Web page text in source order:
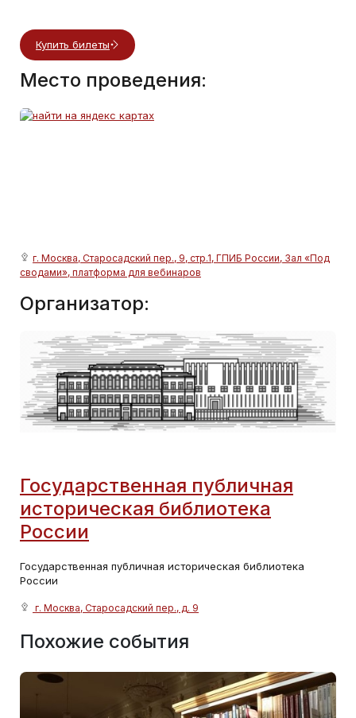
Купить билеты
Место проведения:
г. Москва, Старосадский пер., 9, стр.1, ГПИБ России, Зал «Под
сводами», платформа для вебинаров
Организатор:
Государственная публичная
историческая библиотека
России
Государственная публичная историческая библиотека
России
г. Москва, Старосадский пер., д. 9
Похожие события